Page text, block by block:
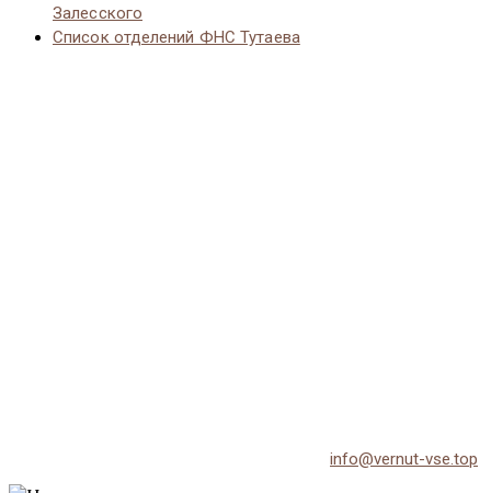
Залесского
Список отделений ФНС Тутаева
info@vernut-vse.top